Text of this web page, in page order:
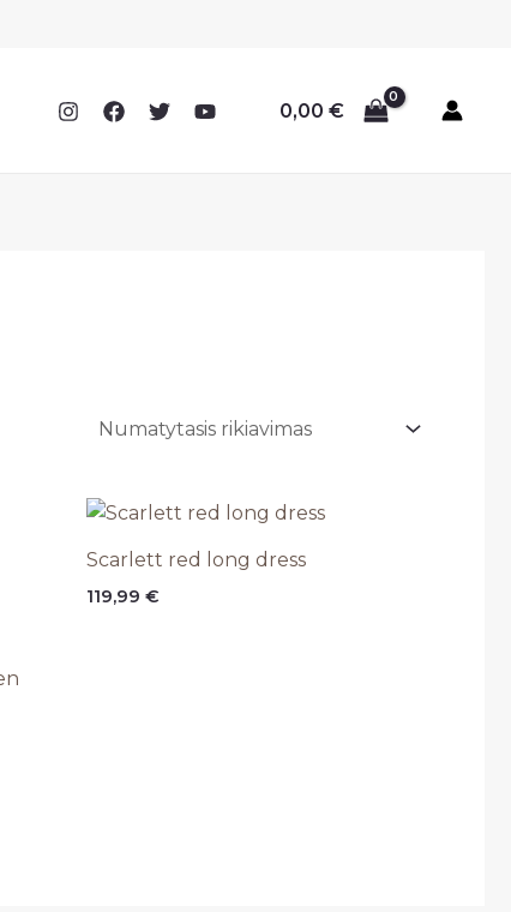
0,00 €
Scarlett red long dress
119,99 €